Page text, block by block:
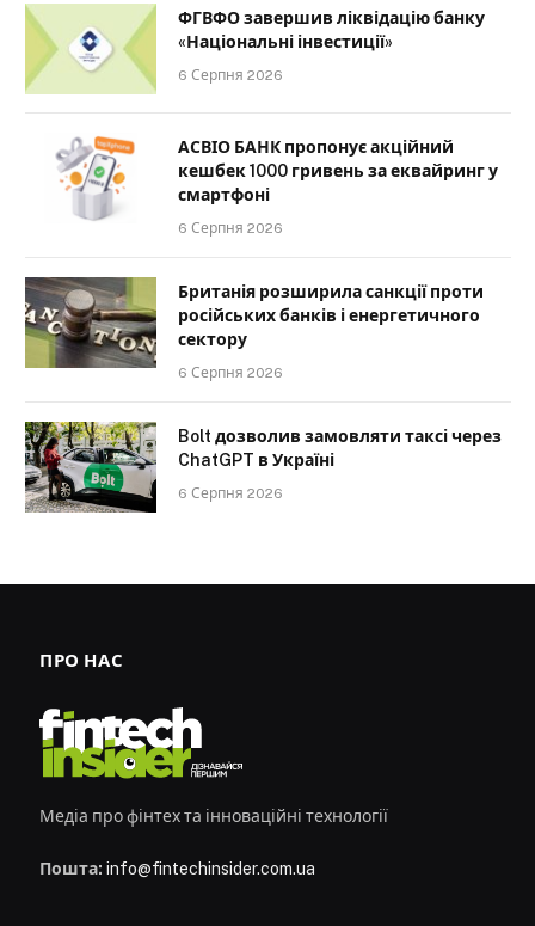
ФГВФО завершив ліквідацію банку
«Національні інвестиції»
6 Серпня 2026
АСВІО БАНК пропонує акційний
кешбек 1000 гривень за еквайринг у
смартфоні
6 Серпня 2026
Британія розширила санкції проти
російських банків і енергетичного
сектору
6 Серпня 2026
Bolt дозволив замовляти таксі через
ChatGPT в Україні
6 Серпня 2026
ПРО НАС
Медіа про фінтех та інноваційні технології
Пошта: info@fintechinsider.com.ua